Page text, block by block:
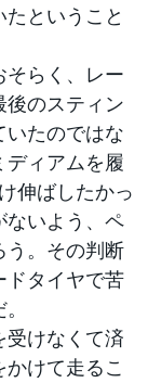
ということ
らく、レー
後のスティン
いたのではな
ディアムを履
伸ばしたかっ
ないよう、ペ
う。その判断
ドタイヤで苦
けなくて済
けて走るこ